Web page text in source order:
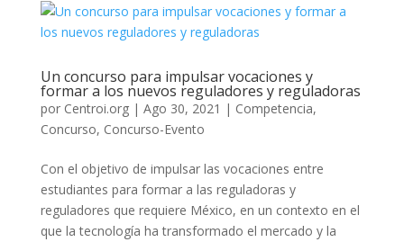
Un concurso para impulsar vocaciones y
formar a los nuevos reguladores y reguladoras
por Centroi.org| Ago 30, 2021 | Competencia,
Concurso, Concurso-Evento
Con el objetivo de impulsar las vocaciones entre
estudiantes para formar a las reguladoras y
reguladores que requiere México, en un contexto en el
que la tecnología ha transformado el mercado y la